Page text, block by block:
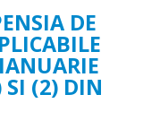
DE
SI (2) DIN